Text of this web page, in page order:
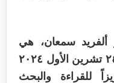
ألفريد سمعان، هي
مكتبة عامة افتتحها الاتحاد في ٢٤ تشرين الأول ٢٠٢٤
للقراءة والبحث